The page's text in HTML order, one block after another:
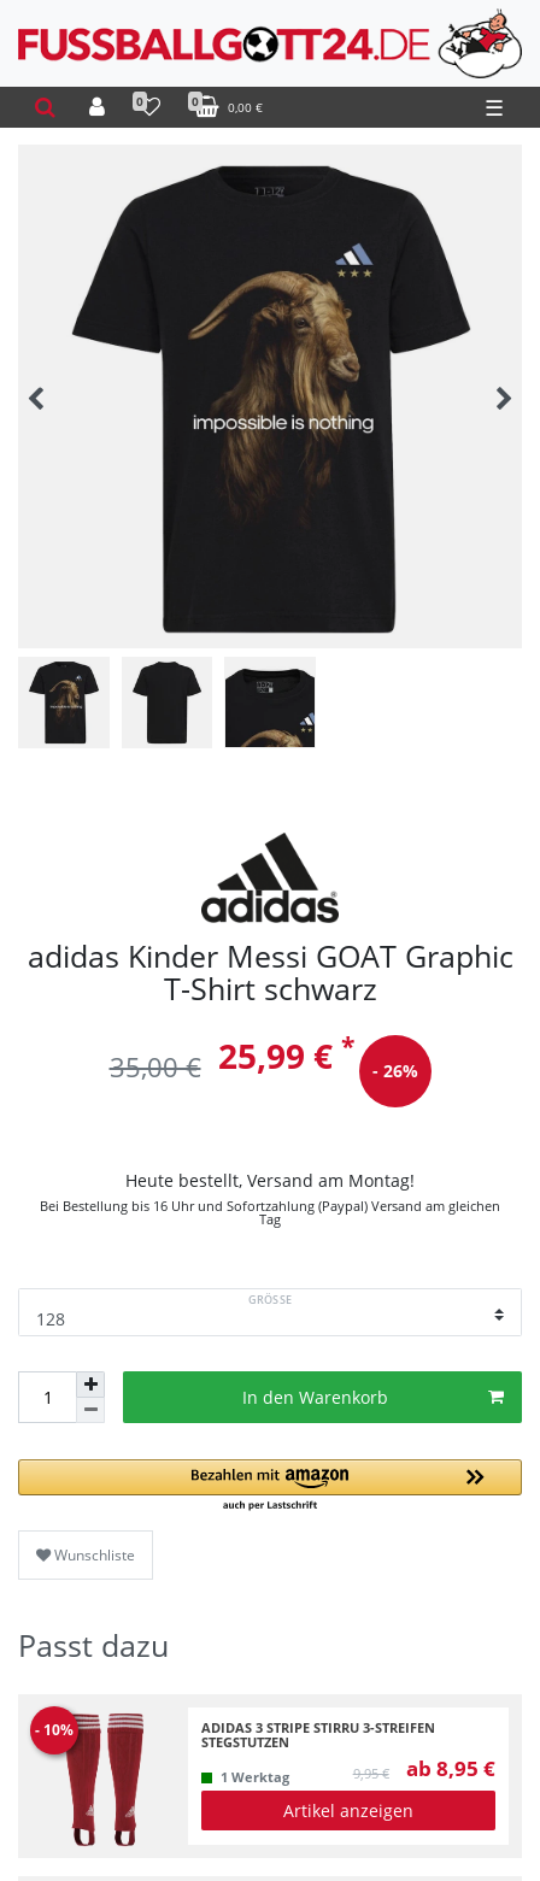
0 0 0,00 € ☰
adidas Kinder Messi GOAT Graphic
T-Shirt schwarz
35,00 € 25,99 € *
- 26%
Heute bestellt, Versand am Montag!
Bei Bestellung bis 16 Uhr und Sofortzahlung (Paypal) Versand am gleichen
Tag
GRÖSSE
In den Warenkorb
Wunschliste
Passt dazu
- 10%
ADIDAS 3 STRIPE STIRRU 3-STREIFEN
STEGSTUTZEN
1 Werktag 9,95 € ab 8,95 €
Artikel anzeigen